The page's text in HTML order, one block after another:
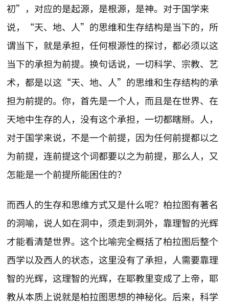
初”，对应的是起源，是根源，是神。对于国学来
说，“天、地、人”的思维和生存结构是当下的，所
谓当下，就是承担，任何根源性的探讨，都必须以这
当下的承担为前提。换句话说，一切科学、宗教、艺
术，都是以这“天、地、人”的思维和生存结构的承
担为前提的。你，首先是一个人，而且是在世界、在
天地中生存的人，没有这个承担，一切都瞎掰。人，
对于国学来说，不是一个前提，因为任何前提都以之
为前提，连前提这个词都要以之为前提，那么人，又
怎能是一个前提所能困住的？
而西人的生存和思维方式又是什么呢？柏拉图有著名
的洞喻，说人如在洞中，须走到洞外，靠理智的光辉
才能看清楚世界。这个比喻完全概括了柏拉图后整个
西学以及西人的状态，这里没有了承担，人需要靠理
智的光辉，这理智的光辉，在耶教里变成了上帝，耶
教从本质上说就是柏拉图思想的神秘化。后来，科学